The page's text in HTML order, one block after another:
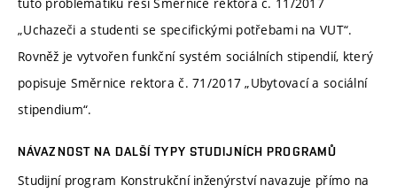
„Uchazeči a studenti se specifickými potřebami na VUT“.
Rovněž je vytvořen funkční systém sociálních stipendií, který
popisuje Směrnice rektora č. 71/2017 „Ubytovací a sociální
stipendium“.
NÁVAZNOST NA DALŠÍ TYPY STUDIJNÍCH PROGRAMŮ
Studijní program Konstrukční inženýrství navazuje přímo na